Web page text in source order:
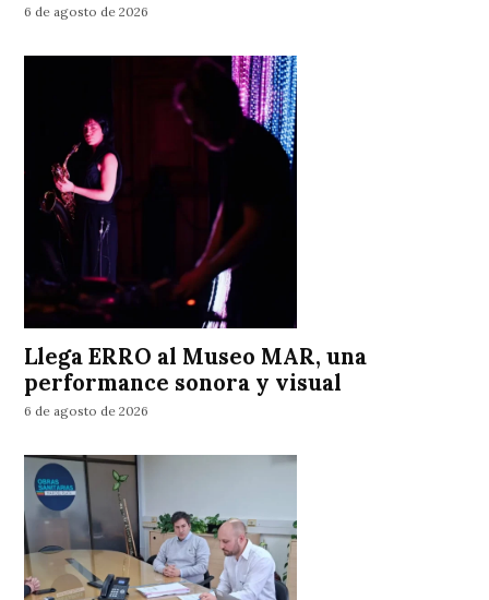
6 de agosto de 2026
Llega ERRO al Museo MAR, una
performance sonora y visual
6 de agosto de 2026